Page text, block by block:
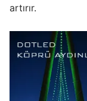
artırır.